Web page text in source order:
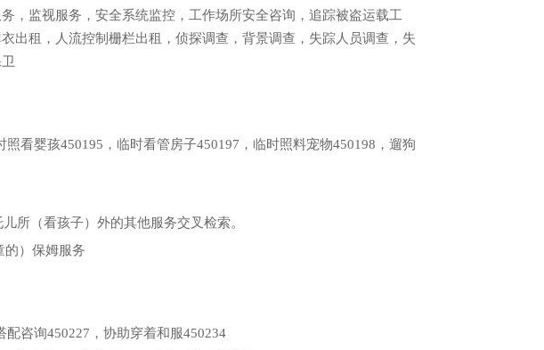
，监视服务，安全系统监控，工作场所安全咨询，追踪被盗运载工
出租，人流控制栅栏出租，侦探调查，背景调查，失踪人员调查，失
看婴孩450195，临时看管房子450197，临时照料宠物450198，遛狗
所（看孩子）外的其他服务交叉检索。
的）保姆服务
咨询450227，协助穿着和服450234